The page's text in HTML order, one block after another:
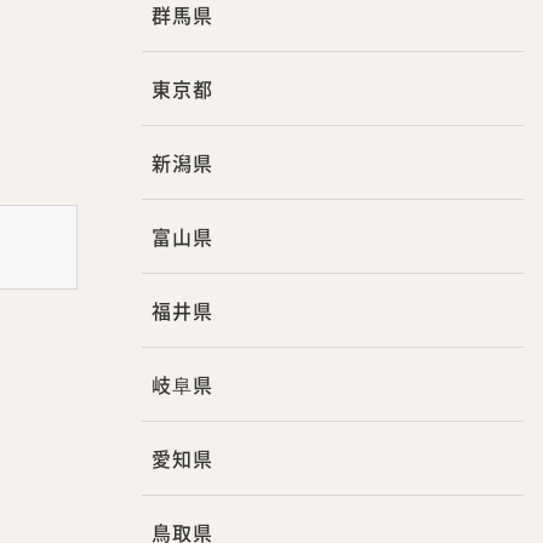
群馬県
東京都
新潟県
富山県
福井県
岐阜県
愛知県
鳥取県